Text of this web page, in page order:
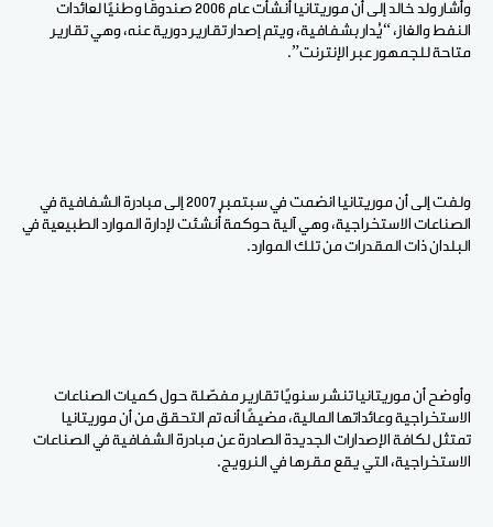
وأشار ولد خالد إلى أن موريتانيا أنشأت عام 2006 صندوقًا وطنيًا لعائدات
النفط والغاز، “يُدار بشفافية، ويتم إصدار تقارير دورية عنه، وهي تقارير
متاحة للجمهور عبر الإنترنت”.
ولفت إلى أن موريتانيا انضمت في سبتمبر 2007 إلى مبادرة الشفافية في
الصناعات الاستخراجية، وهي آلية حوكمة أُنشئت لإدارة الموارد الطبيعية في
البلدان ذات المقدرات من تلك الموارد.
وأوضح أن موريتانيا تنشر سنويًا تقارير مفصّلة حول كميات الصناعات
الاستخراجية وعائداتها المالية، مضيفًا أنه تم التحقق من أن موريتانيا
تمتثل لكافة الإصدارات الجديدة الصادرة عن مبادرة الشفافية في الصناعات
الاستخراجية، التي يقع مقرها في النرويج.